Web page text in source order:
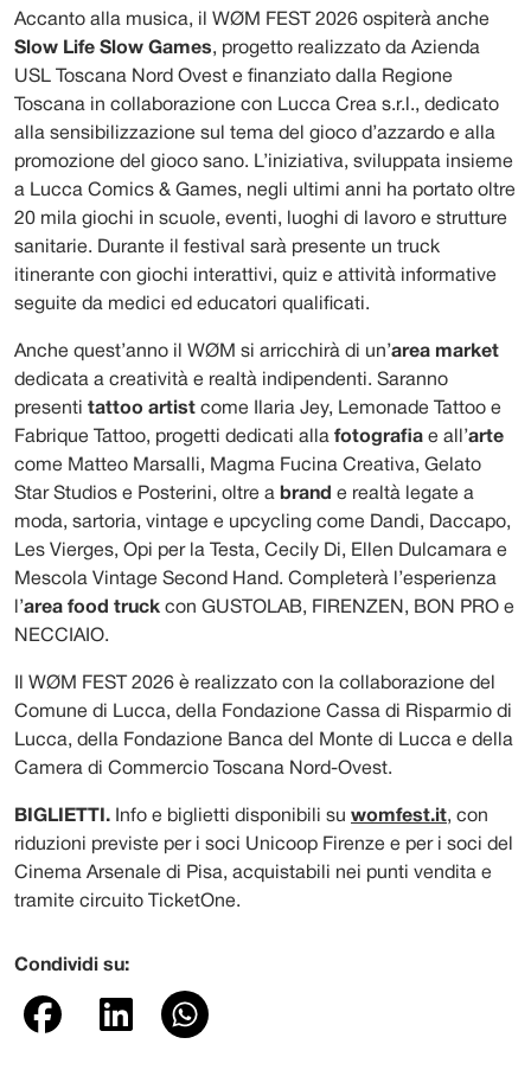
Accanto alla musica, il WØM FEST 2026 ospiterà anche
Slow Life Slow Games, progetto realizzato da Azienda
USL Toscana Nord Ovest e finanziato dalla Regione
Toscana in collaborazione con Lucca Crea s.r.l., dedicato
alla sensibilizzazione sul tema del gioco d’azzardo e alla
promozione del gioco sano. L’iniziativa, sviluppata insieme
a Lucca Comics & Games, negli ultimi anni ha portato oltre
20 mila giochi in scuole, eventi, luoghi di lavoro e strutture
sanitarie. Durante il festival sarà presente un truck
itinerante con giochi interattivi, quiz e attività informative
seguite da medici ed educatori qualificati.
Anche quest’anno il WØM si arricchirà di un’area market
dedicata a creatività e realtà indipendenti. Saranno
presenti tattoo artist come Ilaria Jey, Lemonade Tattoo e
Fabrique Tattoo, progetti dedicati alla fotografia e all’arte
come Matteo Marsalli, Magma Fucina Creativa, Gelato
Star Studios e Posterini, oltre a brand e realtà legate a
moda, sartoria, vintage e upcycling come Dandi, Daccapo,
Les Vierges, Opi per la Testa, Cecily Di, Ellen Dulcamara e
Mescola Vintage Second Hand. Completerà l’esperienza
l’area food truck con GUSTOLAB, FIRENZEN, BON PRO e
NECCIAIO.
Il WØM FEST 2026 è realizzato con la collaborazione del
Comune di Lucca, della Fondazione Cassa di Risparmio di
Lucca, della Fondazione Banca del Monte di Lucca e della
Camera di Commercio Toscana Nord-Ovest.
BIGLIETTI. Info e biglietti disponibili su womfest.it, con
riduzioni previste per i soci Unicoop Firenze e per i soci del
Cinema Arsenale di Pisa, acquistabili nei punti vendita e
tramite circuito TicketOne.
Condividi su: